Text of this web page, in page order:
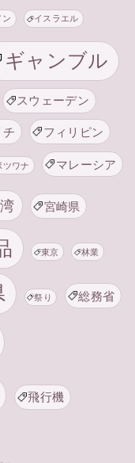
ン イスラエル
ギャンブル
スウェーデン
チ フィリピン
ツワナ マレーシア
宮崎県
東京 林業
祭り 総務省
飛行機